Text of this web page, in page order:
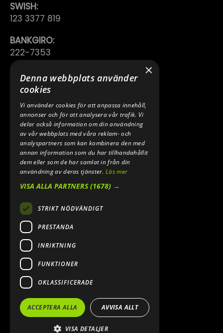
SWISH:
123 3377 819
BANKGIRO:
222-7353
TELEFON:
0640 200 50
E-POST:
INFO@SPEEDSHOPEN.SE
ÅNGRA MITT KÖP
2026. ALL RIGHTS RESERVED.
POWERED BY EMPORI CMS
×
Denna webbplats använder
cookies
Vi använder cookies för att anpassa innehåll,
annonser och för att analysera vår trafik. Vi
delar också information om din användning
av vår webbplats med våra reklam- och
analyspartners som kan kombinera den med
annan information som du har tillhandahållit
dem eller som de har samlat in från din
användning av deras tjänster.Läs mer
VISA ALLA PARTNERS(1678) →
STRIKT NÖDVÄNDIGT
PRESTANDA
INRIKTNING
FUNKTIONER
OKLASSIFICERADE
ACCEPTERA ALLA AVVISA ALLT
VISA DETALJER